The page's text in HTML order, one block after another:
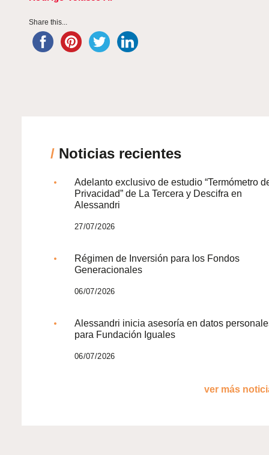
Share this...
/ Noticias recientes
Adelanto exclusivo de estudio “Termómetro
Privacidad” de La Tercera y Descifra en
Alessandri
27/07/2026
Régimen de Inversión para los Fondos
Generacionales
06/07/2026
Alessandri inicia asesoría en datos
para Fundación Iguales
06/07/2026
ver más